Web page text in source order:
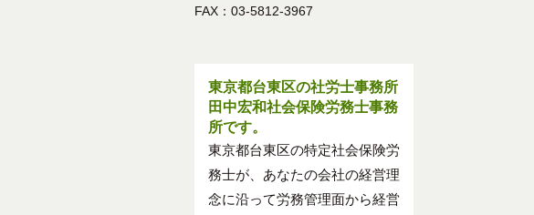
FAX：03-5812-3967
東京都台東区の社労士事務所
田中宏和社会保険労務士事務
所です。
東京都台東区の特定社会保険労
務士が、あなたの会社の経営理
念に沿って労務管理面から経営